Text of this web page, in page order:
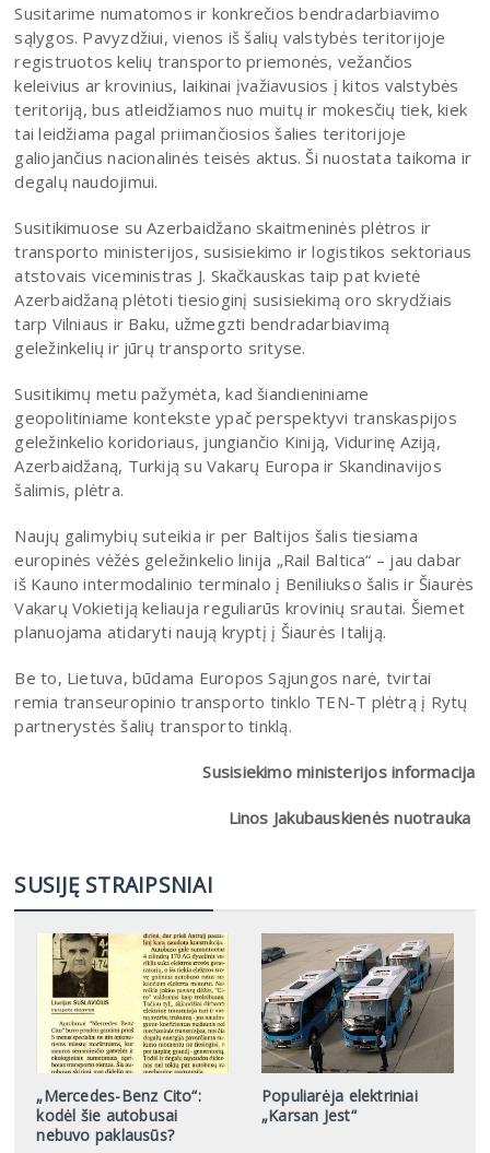
Susitarime numatomos ir konkrečios bendradarbiavimo
sąlygos. Pavyzdžiui, vienos iš šalių valstybės teritorijoje
registruotos kelių transporto priemonės, vežančios
keleivius ar krovinius, laikinai įvažiavusios į kitos valstybės
teritoriją, bus atleidžiamos nuo muitų ir mokesčių tiek, kiek
tai leidžiama pagal priimančiosios šalies teritorijoje
galiojančius nacionalinės teisės aktus. Ši nuostata taikoma ir
degalų naudojimui.
Susitikimuose su Azerbaidžano skaitmeninės plėtros ir
transporto ministerijos, susisiekimo ir logistikos sektoriaus
atstovais viceministras J. Skačkauskas taip pat kvietė
Azerbaidžaną plėtoti tiesioginį susisiekimą oro skrydžiais
tarp Vilniaus ir Baku, užmegzti bendradarbiavimą
geležinkelių ir jūrų transporto srityse.
Susitikimų metu pažymėta, kad šiandieniniame
geopolitiniame kontekste ypač perspektyvi transkaspijos
geležinkelio koridoriaus, jungiančio Kiniją, Vidurinę Aziją,
Azerbaidžaną, Turkiją su Vakarų Europa ir Skandinavijos
šalimis, plėtra.
Naujų galimybių suteikia ir per Baltijos šalis tiesiama
europinės vėžės geležinkelio linija „Rail Baltica“ – jau dabar
iš Kauno intermodalinio terminalo į Beniliukso šalis ir Šiaurės
Vakarų Vokietiją keliauja reguliarūs krovinių srautai. Šiemet
planuojama atidaryti naują kryptį į Šiaurės Italiją.
Be to, Lietuva, būdama Europos Sąjungos narė, tvirtai
remia transeuropinio transporto tinklo TEN-T plėtrą į Rytų
partnerystės šalių transporto tinklą.
Susisiekimo ministerijos informacija
Linos Jakubauskienės nuotrauka
SUSIJĘ STRAIPSNIAI
„Mercedes-Benz Cito“:
kodėl šie autobusai
nebuvo paklausūs?
Populiarėja elektriniai
„Karsan Jest“